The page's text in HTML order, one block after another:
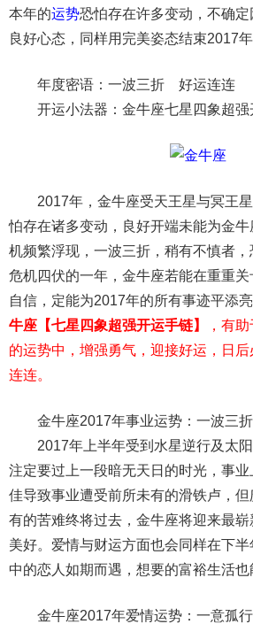
本年的运势恐怕存在许多变动，不确
良好心态，同样用完美姿态结束2017年
年度密语：一波三折 好运连连
开运小法器：金牛座七星四象超强
2017年，金牛座受天王星与冥王星
怕存在诸多变动，良好开端未能为金
机频繁浮现，一波三折，稍有不慎者
危机四伏的一年，金牛座若能在重重
自信，定能为2017年的所有事迹平添
牛座【七星四象超强开运手链】
，有
的运势中，增强勇气，迎接好运，日
连连。
金牛座2017年事业运势：一波三折
2017年上半年受到水星逆行及太阳
注定要过上一段暗无天日的时光，事
佳导致事业遭受前所未有的滑铁卢，
有的苦难终将过去，金牛座将迎来最
美好。爱情与财运方面也会同样在下
中的恋人如期而遇，想要的富裕生活也
金牛座2017年爱情运势：一意孤行